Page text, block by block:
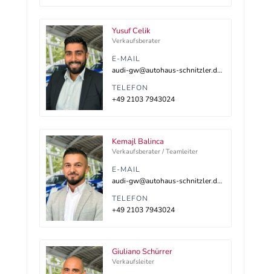
Yusuf Celik
Verkaufsberater
E-MAIL
audi-gw@autohaus-schnitzler.dealerdesk.de
TELEFON
+49 2103 7943024
Kemajl Balinca
Verkaufsberater / Teamleiter
E-MAIL
audi-gw@autohaus-schnitzler.dealerdesk.de
TELEFON
+49 2103 7943024
Giuliano Schürrer
Verkaufsleiter